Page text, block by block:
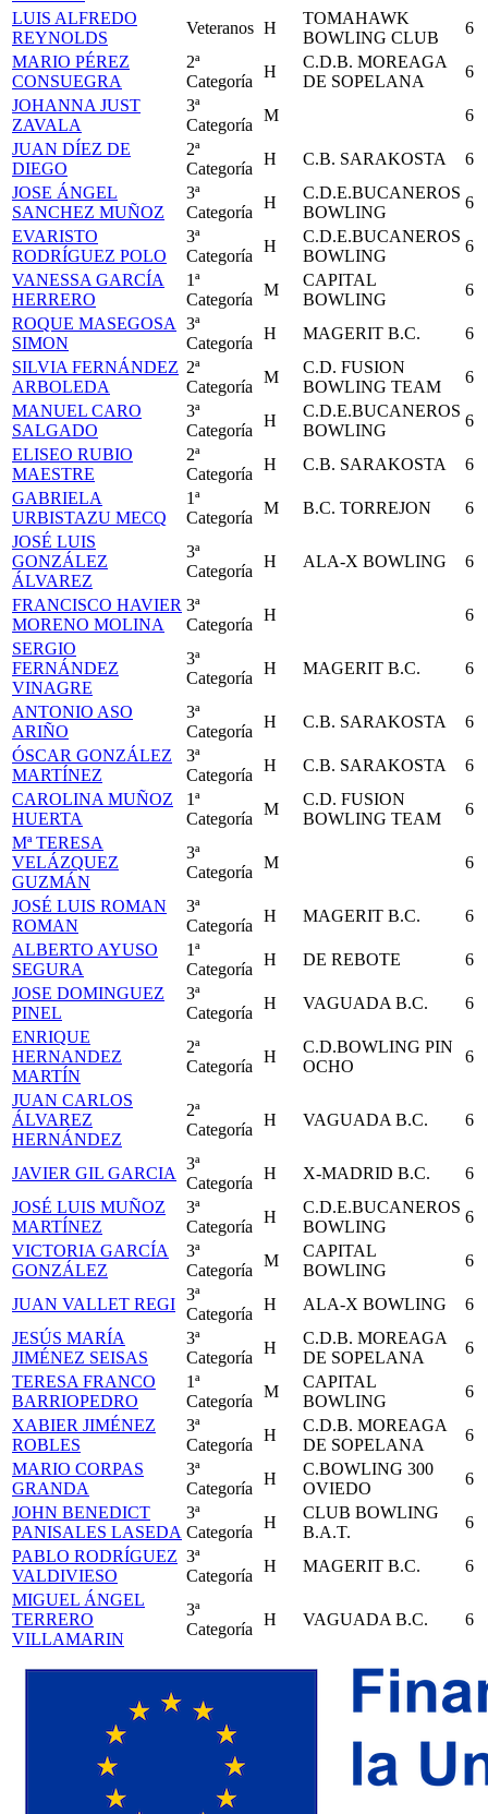
LUIS ALFREDO
REYNOLDS
Veteranos H
TOMAHAWK
BOWLING CLUB
6
MARIO PÉREZ
CONSUEGRA
2ª
Categoría
H
C.D.B. MOREAGA
DE SOPELANA
6
JOHANNA JUST
ZAVALA
3ª
Categoría
M
6
JUAN DÍEZ DE
DIEGO
2ª
Categoría
H C.B. SARAKOSTA
6
JOSE ÁNGEL
SANCHEZ MUÑOZ
3ª
Categoría
H
C.D.E.BUCANEROS
BOWLING
6
EVARISTO
RODRÍGUEZ POLO
3ª
Categoría
H
C.D.E.BUCANEROS
BOWLING
6
VANESSA GARCÍA
HERRERO
1ª
Categoría
M
CAPITAL
BOWLING
6
ROQUE MASEGOSA
SIMON
3ª
Categoría
H MAGERIT B.C.
6
SILVIA FERNÁNDEZ
ARBOLEDA
2ª
Categoría
M
C.D. FUSION
BOWLING TEAM
6
MANUEL CARO
SALGADO
3ª
Categoría
H
C.D.E.BUCANEROS
BOWLING
6
ELISEO RUBIO
MAESTRE
2ª
Categoría
H C.B. SARAKOSTA
6
GABRIELA
URBISTAZU MECQ
1ª
Categoría
M B.C. TORREJON
6
JOSÉ LUIS
GONZÁLEZ
ÁLVAREZ
3ª
Categoría
H ALA-X BOWLING 6
FRANCISCO HAVIER
MORENO MOLINA
3ª
Categoría
H
6
SERGIO
FERNÁNDEZ
VINAGRE
3ª
Categoría
H MAGERIT B.C. 6
ANTONIO ASO
ARIÑO
3ª
Categoría
H C.B. SARAKOSTA
6
ÓSCAR GONZÁLEZ
MARTÍNEZ
3ª
Categoría
H C.B. SARAKOSTA
6
CAROLINA MUÑOZ
HUERTA
1ª
Categoría
M
C.D. FUSION
BOWLING TEAM
6
Mª TERESA
VELÁZQUEZ
GUZMÁN
3ª
Categoría
M 6
JOSÉ LUIS ROMAN
ROMAN
3ª
Categoría
H MAGERIT B.C.
6
ALBERTO AYUSO
SEGURA
1ª
Categoría
H DE REBOTE
6
JOSE DOMINGUEZ
PINEL
3ª
Categoría
H VAGUADA B.C.
6
ENRIQUE
HERNANDEZ
MARTÍN
2ª
Categoría
H
C.D.BOWLING PIN
OCHO
6
JUAN CARLOS
ÁLVAREZ
HERNÁNDEZ
2ª
Categoría
H VAGUADA B.C. 6
JAVIER GIL GARCIA
3ª
Categoría
H X-MADRID B.C.
6
JOSÉ LUIS MUÑOZ
MARTÍNEZ
3ª
Categoría
H
C.D.E.BUCANEROS
BOWLING
6
VICTORIA GARCÍA
GONZÁLEZ
3ª
Categoría
M
CAPITAL
BOWLING
6
JUAN VALLET REGI
3ª
Categoría
H ALA-X BOWLING
6
JESÚS MARÍA
JIMÉNEZ SEISAS
3ª
Categoría
H
C.D.B. MOREAGA
DE SOPELANA
6
TERESA FRANCO
BARRIOPEDRO
1ª
Categoría
M
CAPITAL
BOWLING
6
XABIER JIMÉNEZ
ROBLES
3ª
Categoría
H
C.D.B. MOREAGA
DE SOPELANA
6
MARIO CORPAS
GRANDA
3ª
Categoría
H
C.BOWLING 300
OVIEDO
6
JOHN BENEDICT
PANISALES LASEDA
3ª
Categoría
H
CLUB BOWLING
B.A.T.
6
PABLO RODRÍGUEZ
VALDIVIESO
3ª
Categoría
H MAGERIT B.C.
6
MIGUEL ÁNGEL
TERRERO
VILLAMARIN
3ª
Categoría
H VAGUADA B.C. 6